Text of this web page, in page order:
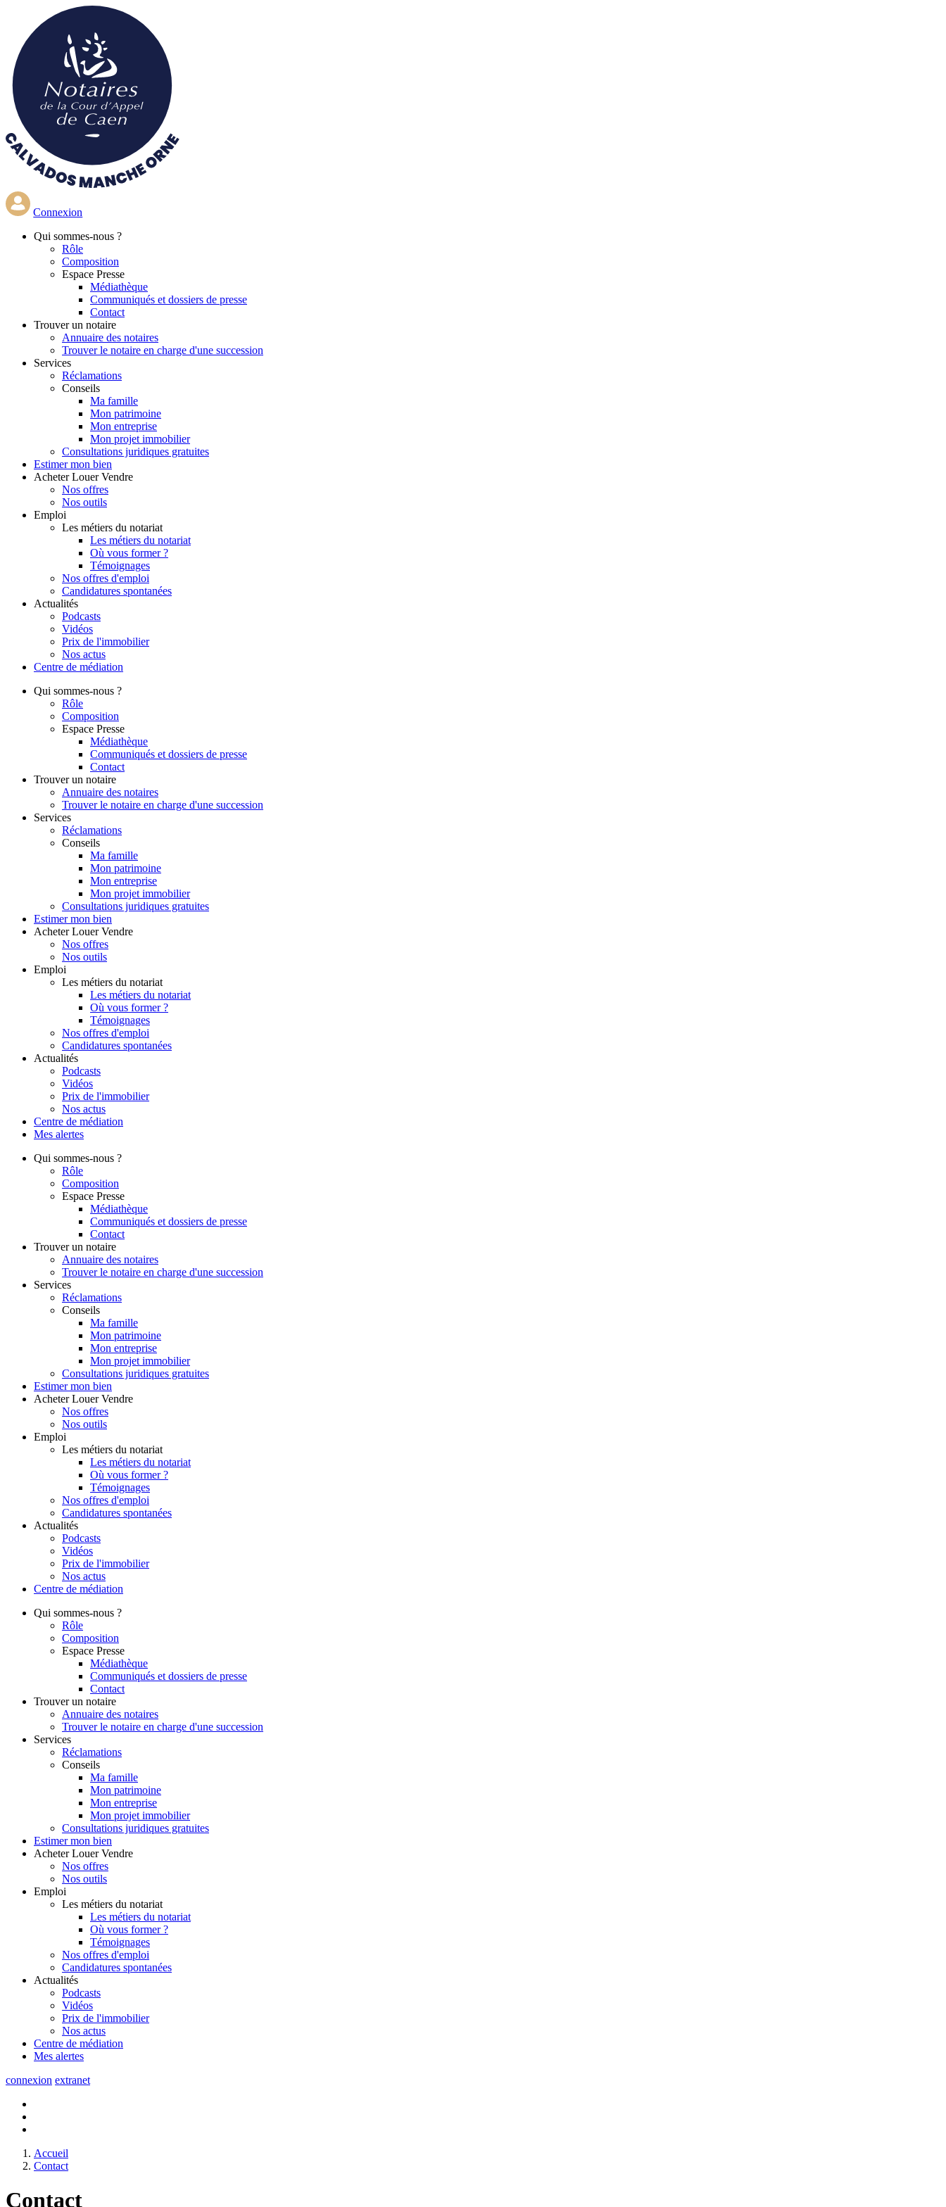
contenu
principal
Connexion
Qui sommes-nous ?
Rôle
Composition
Espace Presse
Médiathèque
Communiqués et dossiers de presse
Contact
Trouver un notaire
Annuaire des notaires
Trouver le notaire en charge d'une succession
Services
Réclamations
Conseils
Ma famille
Mon patrimoine
Mon entreprise
Mon projet immobilier
Consultations juridiques gratuites
Estimer mon bien
Acheter Louer Vendre
Nos offres
Nos outils
Emploi
Les métiers du notariat
Les métiers du notariat
Où vous former ?
Témoignages
Nos offres d'emploi
Candidatures spontanées
Actualités
Podcasts
Vidéos
Prix de l'immobilier
Nos actus
Centre de médiation
Qui sommes-nous ?
Rôle
Composition
Espace Presse
Médiathèque
Communiqués et dossiers de presse
Contact
Trouver un notaire
Annuaire des notaires
Trouver le notaire en charge d'une succession
Services
Réclamations
Conseils
Ma famille
Mon patrimoine
Mon entreprise
Mon projet immobilier
Consultations juridiques gratuites
Estimer mon bien
Acheter Louer Vendre
Nos offres
Nos outils
Emploi
Les métiers du notariat
Les métiers du notariat
Où vous former ?
Témoignages
Nos offres d'emploi
Candidatures spontanées
Actualités
Podcasts
Vidéos
Prix de l'immobilier
Nos actus
Centre de médiation
Mes alertes
Qui sommes-nous ?
Rôle
Composition
Espace Presse
Médiathèque
Communiqués et dossiers de presse
Contact
Trouver un notaire
Annuaire des notaires
Trouver le notaire en charge d'une succession
Services
Réclamations
Conseils
Ma famille
Mon patrimoine
Mon entreprise
Mon projet immobilier
Consultations juridiques gratuites
Estimer mon bien
Acheter Louer Vendre
Nos offres
Nos outils
Emploi
Les métiers du notariat
Les métiers du notariat
Où vous former ?
Témoignages
Nos offres d'emploi
Candidatures spontanées
Actualités
Podcasts
Vidéos
Prix de l'immobilier
Nos actus
Centre de médiation
Qui sommes-nous ?
Rôle
Composition
Espace Presse
Médiathèque
Communiqués et dossiers de presse
Contact
Trouver un notaire
Annuaire des notaires
Trouver le notaire en charge d'une succession
Services
Réclamations
Conseils
Ma famille
Mon patrimoine
Mon entreprise
Mon projet immobilier
Consultations juridiques gratuites
Estimer mon bien
Acheter Louer Vendre
Nos offres
Nos outils
Emploi
Les métiers du notariat
Les métiers du notariat
Où vous former ?
Témoignages
Nos offres d'emploi
Candidatures spontanées
Actualités
Podcasts
Vidéos
Prix de l'immobilier
Nos actus
Centre de médiation
Mes alertes
connexion extranet
Accueil
Contact
Contact